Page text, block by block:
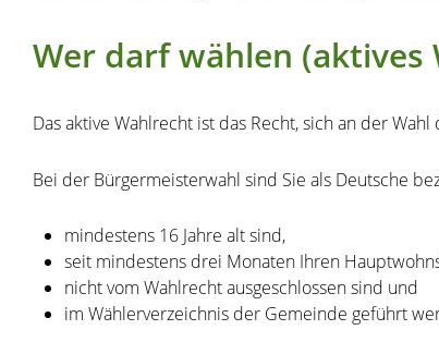
Wer darf wählen (aktives
Das aktive Wahlrecht ist das Recht, sich an der
Bei der Bürgermeisterwahl sind Sie als Deutsche
mindestens 16 Jahre alt sind,
seit mindestens drei Monaten Ihren
nicht vom Wahlrecht ausgeschlossen sind und
im Wählerverzeichnis der Gemeinde geführt